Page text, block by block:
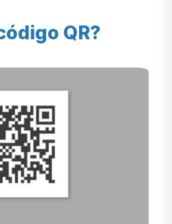
QR?